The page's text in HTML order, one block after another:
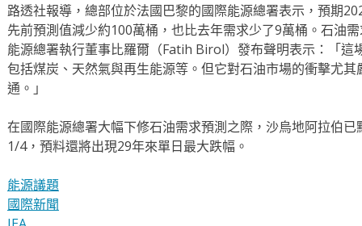
路透社報導，總部位於法國巴黎的國際能源總署表示，預期
先前預測值減少約100萬桶，也比去年需求少了9萬桶。石油
能源總署執行董事比羅爾（Fatih Birol）發布聲明表示：「這
包括煤炭、天然氣與再生能源等。但它對石油市場的衝擊尤
通。」
在國際能源總署大幅下修石油需求預測之際，沙烏地阿拉伯
1/4，預料還將出現29年來單日最大跌幅。
能源議題
國際新聞